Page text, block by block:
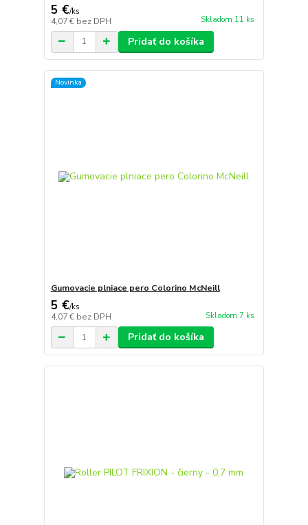
5 €/ks
4,07 € bez DPH Skladom 11 ks
Pridať do košíka
Novinka
Gumovacie plniace pero Colorino McNeill
5 €/ks
4,07 € bez DPH Skladom 7 ks
Pridať do košíka